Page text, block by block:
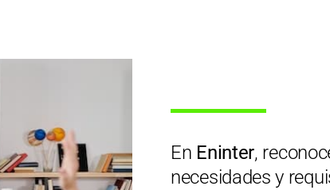
En Eninter,
necesidades y